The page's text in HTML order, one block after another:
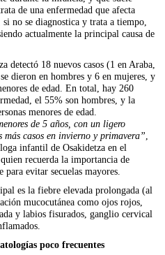
de una enfermedad que afecta
no se diagnostica y trata a tiempo,
actualmente la principal causa de
detectó 18 nuevos casos (1 en Araba,
dieron en hombres y 6 en mujeres, y
de edad. En total, hay 260
el 55% son hombres, y la
menores de edad.
de 5 años, con un ligero
más casos en invierno y primavera”
infantil de Osakidetza en el
recuerda la importancia de
evitar secuelas mayores.
es la fiebre elevada prolongada (al
mucocutánea como ojos rojos,
y labios fisurados, ganglio cervical
poco frecuentes